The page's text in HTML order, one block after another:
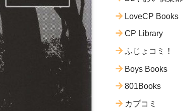
LoveCP Books
CP Library
ふじょコミ！
Boys Books
801Books
カプコミ